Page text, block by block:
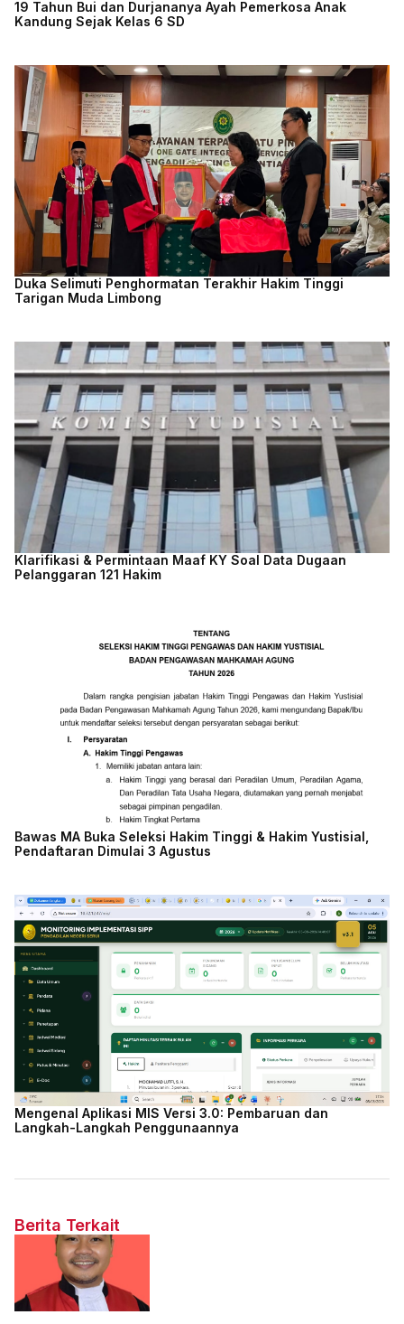
19 Tahun Bui dan Durjananya Ayah Pemerkosa Anak
Kandung Sejak Kelas 6 SD
Duka Selimuti Penghormatan Terakhir Hakim Tinggi
Tarigan Muda Limbong
Klarifikasi & Permintaan Maaf KY Soal Data Dugaan
Pelanggaran 121 Hakim
Bawas MA Buka Seleksi Hakim Tinggi & Hakim Yustisial,
Pendaftaran Dimulai 3 Agustus
Mengenal Aplikasi MIS Versi 3.0: Pembaruan dan
Langkah-Langkah Penggunaannya
Berita Terkait